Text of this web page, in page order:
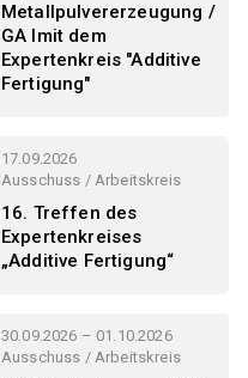
Metallpulvererzeugung /
GA lmit dem
Expertenkreis "Additive
Fertigung"
17.09.2026
Ausschuss / Arbeitskreis
16. Treffen des
Expertenkreises
„Additive Fertigung“
30.09.2026 – 01.10.2026
Ausschuss / Arbeitskreis